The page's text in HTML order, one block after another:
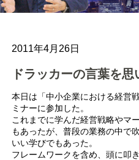
2011年4月26日
ドラッカーの言葉を思
本日は「中小企業における経営
ミナーに参加した。
これまでに学んだ経営戦略やマ
もあったが、普段の業務の中で
いい学びでもあった。
フレームワークを含め、頭に叩